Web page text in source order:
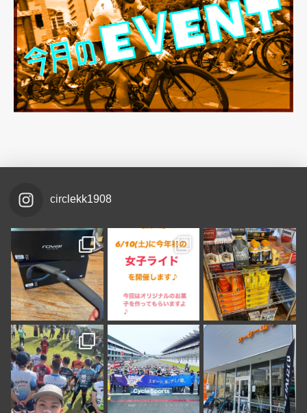
circlekk1908